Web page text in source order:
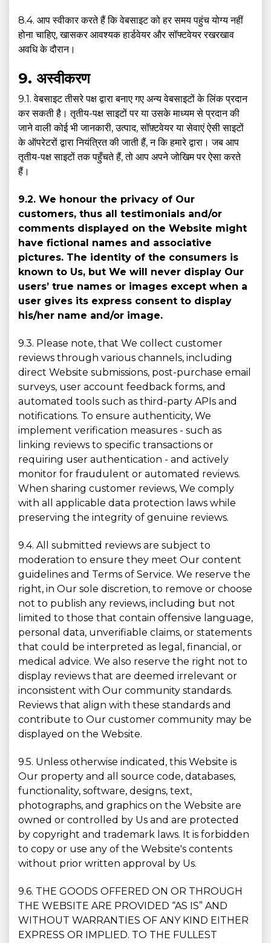
8.4. आप स्वीकार करते हैं कि वेबसाइट को हर समय पहुंच योग्य नहीं
होना चाहिए, खासकर आवश्यक हार्डवेयर और सॉफ्टवेयर रखरखाव
अवधि के दौरान।
9. अस्वीकरण
9.1. वेबसाइट तीसरे पक्ष द्वारा बनाए गए अन्य वेबसाइटों के लिंक प्रदान
कर सकती है। तृतीय-पक्ष साइटों पर या उसके माध्यम से प्रदान की
जाने वाली कोई भी जानकारी, उत्पाद, सॉफ़्टवेयर या सेवाएं ऐसी साइटों
के ऑपरेटरों द्वारा नियंत्रित की जाती हैं, न कि हमारे द्वारा। जब आप
तृतीय-पक्ष साइटों तक पहुँचते हैं, तो आप अपने जोखिम पर ऐसा करते
हैं।
9.2. We honour the privacy of Our
customers, thus all testimonials and/or
comments displayed on the Website might
have fictional names and associative
pictures. The identity of the consumers is
known to Us, but We will never display Our
users’ true names or images except when a
user gives its express consent to display
his/her name and/or image.
9.3. Please note, that We collect customer
reviews through various channels, including
direct Website submissions, post-purchase email
surveys, user account feedback forms, and
automated tools such as third-party APIs and
notifications. To ensure authenticity, We
implement verification measures - such as
linking reviews to specific transactions or
requiring user authentication - and actively
monitor for fraudulent or automated reviews.
When sharing customer reviews, We comply
with all applicable data protection laws while
preserving the integrity of genuine reviews.
9.4. All submitted reviews are subject to
moderation to ensure they meet Our content
guidelines and Terms of Service. We reserve the
right, in Our sole discretion, to remove or choose
not to publish any reviews, including but not
limited to those that contain offensive language,
personal data, unverifiable claims, or statements
that could be interpreted as legal, financial, or
medical advice. We also reserve the right not to
display reviews that are deemed irrelevant or
inconsistent with Our community standards.
Reviews that align with these standards and
contribute to Our customer community may be
displayed on the Website.
9.5. Unless otherwise indicated, this Website is
Our property and all source code, databases,
functionality, software, designs, text,
photographs, and graphics on the Website are
owned or controlled by Us and are protected
by copyright and trademark laws. It is forbidden
to copy or use any of the Website's contents
without prior written approval by Us.
9.6. THE GOODS OFFERED ON OR THROUGH
THE WEBSITE ARE PROVIDED “AS IS” AND
WITHOUT WARRANTIES OF ANY KIND EITHER
EXPRESS OR IMPLIED. TO THE FULLEST